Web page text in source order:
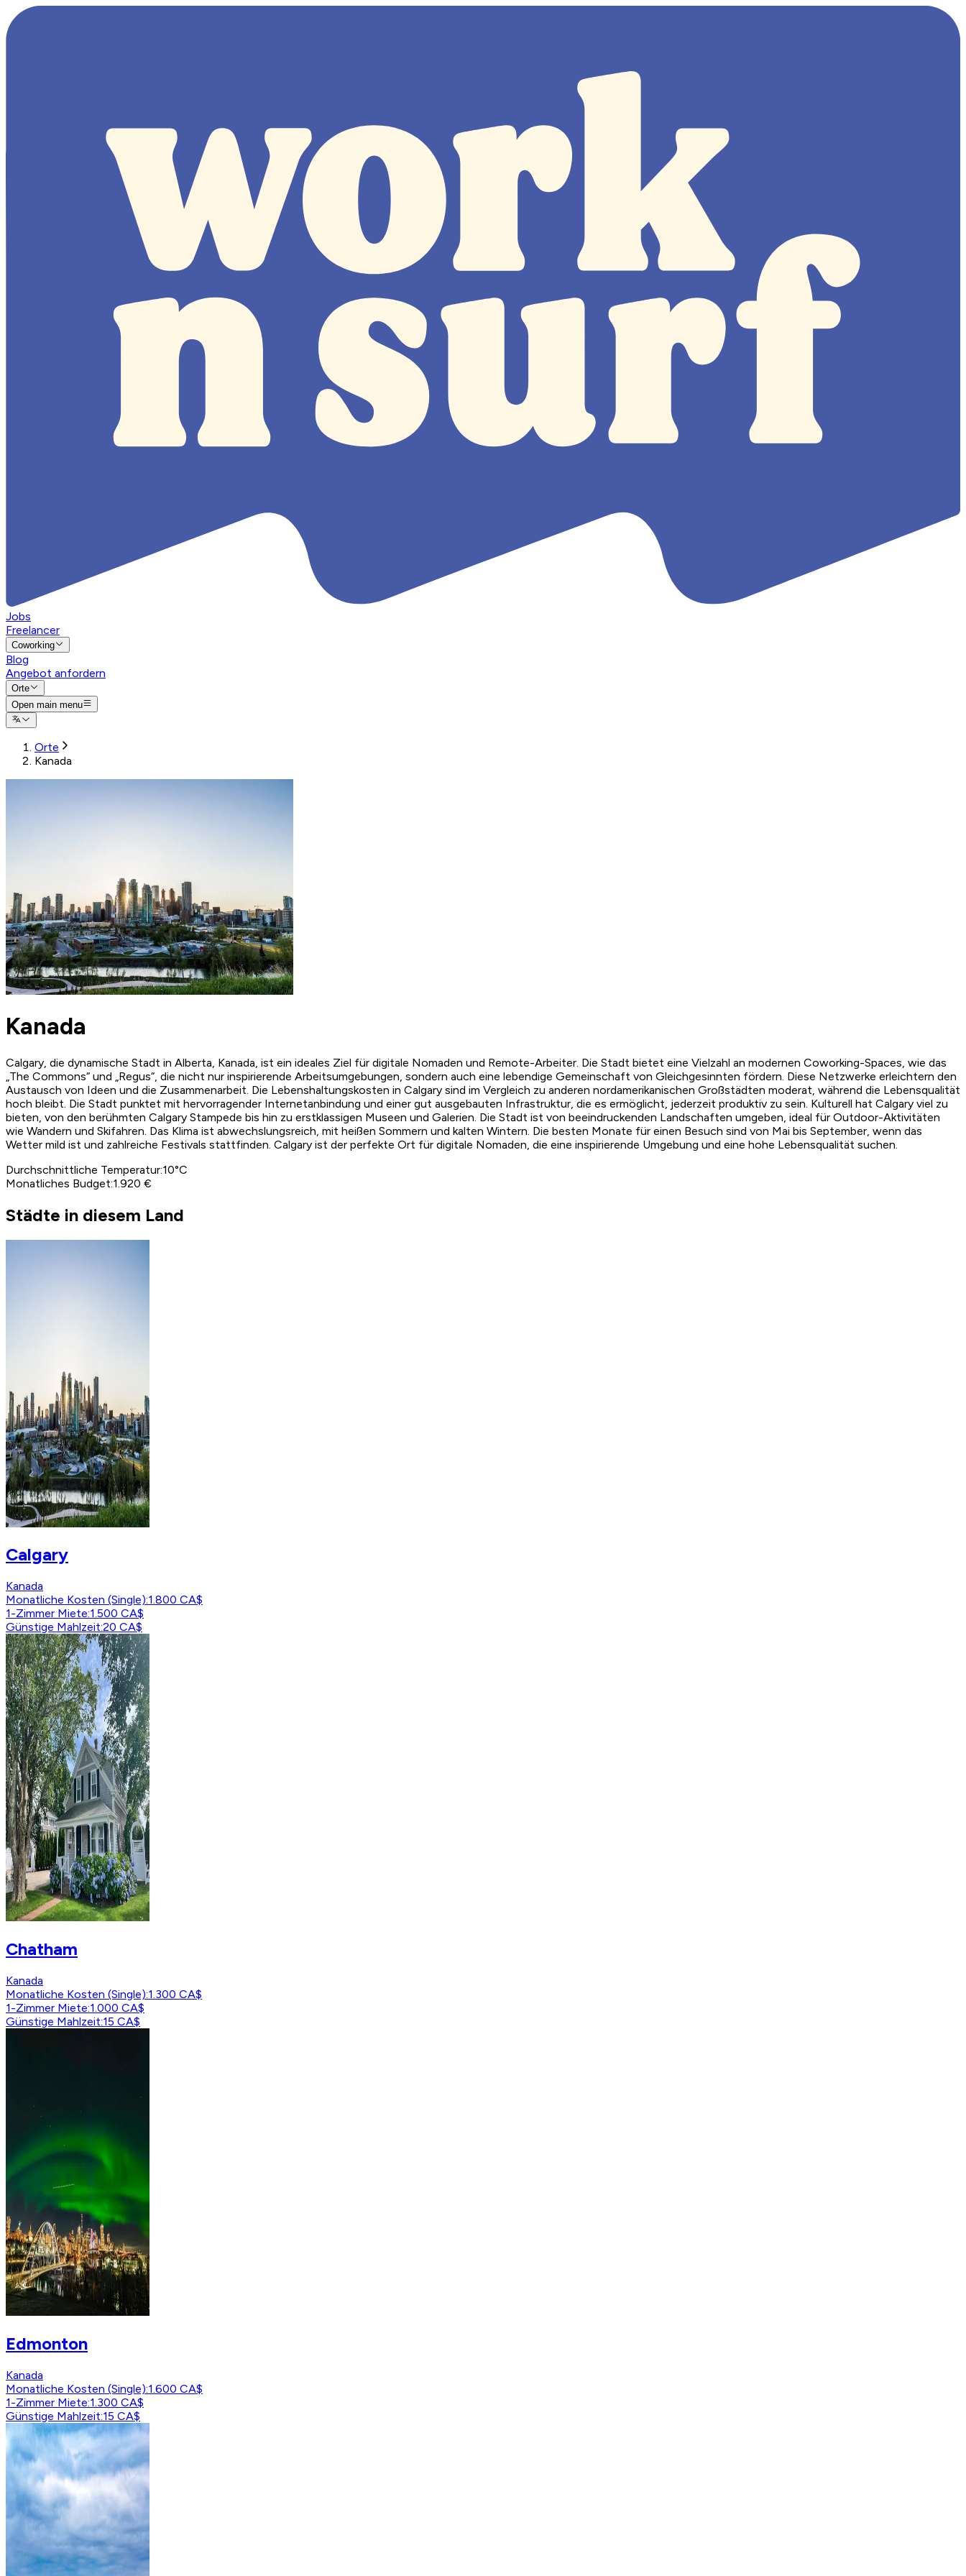
Jobs
Freelancer
Coworking
Blog
Angebot anfordern
Orte
Open main menu
Orte
Kanada
Kanada
Calgary, die dynamische Stadt in Alberta, Kanada, ist ein ideales Ziel für digitale Nomaden und Remote-Arbeiter. Die Stadt bietet eine Vielzahl an modernen Coworking-Spaces, wie das
„The Commons“ und „Regus“, die nicht nur inspirierende Arbeitsumgebungen, sondern auch eine lebendige Gemeinschaft von Gleichgesinnten fördern. Diese Netzwerke erleichtern den
Austausch von Ideen und die Zusammenarbeit. Die Lebenshaltungskosten in Calgary sind im Vergleich zu anderen nordamerikanischen Großstädten moderat, während die Lebensqualität
hoch bleibt. Die Stadt punktet mit hervorragender Internetanbindung und einer gut ausgebauten Infrastruktur, die es ermöglicht, jederzeit produktiv zu sein. Kulturell hat Calgary viel zu
bieten, von den berühmten Calgary Stampede bis hin zu erstklassigen Museen und Galerien. Die Stadt ist von beeindruckenden Landschaften umgeben, ideal für Outdoor-Aktivitäten
wie Wandern und Skifahren. Das Klima ist abwechslungsreich, mit heißen Sommern und kalten Wintern. Die besten Monate für einen Besuch sind von Mai bis September, wenn das
Wetter mild ist und zahlreiche Festivals stattfinden. Calgary ist der perfekte Ort für digitale Nomaden, die eine inspirierende Umgebung und eine hohe Lebensqualität suchen.
Durchschnittliche Temperatur:10°C
Monatliches Budget:1.920 €
Städte in diesem Land
Calgary
Kanada
Monatliche Kosten (Single):1.800 CA$
1-Zimmer Miete:1.500 CA$
Günstige Mahlzeit:20 CA$
Chatham
Kanada
Monatliche Kosten (Single):1.300 CA$
1-Zimmer Miete:1.000 CA$
Günstige Mahlzeit:15 CA$
Edmonton
Kanada
Monatliche Kosten (Single):1.600 CA$
1-Zimmer Miete:1.300 CA$
Günstige Mahlzeit:15 CA$